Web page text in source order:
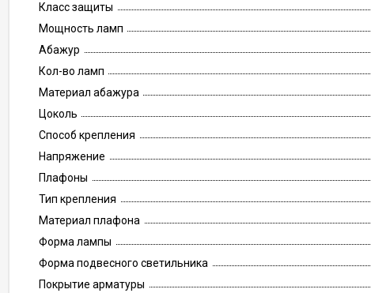
Класс защиты
Мощность ламп
Абажур
Кол-во ламп
Материал абажура
Цоколь
Способ крепления
Напряжение
Плафоны
Тип крепления
Материал плафона
Форма лампы
Форма подвесного светильника
Покрытие арматуры